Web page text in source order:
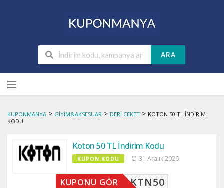
ARA
to
content
KUPONMANYA > GIYIM&AKSESUAR > DERI CEKET > KOTON 50 TL İNDIRIM
KODU
Koton 50 TL İndirim Kodu
KUPON KODU ⏰ 31 Aralık 2026
KTN50
KUPONU GÖR